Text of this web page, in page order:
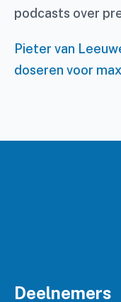
podcasts over
Pieter van
doseren voor
Deelnemers